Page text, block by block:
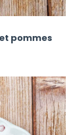
pommes